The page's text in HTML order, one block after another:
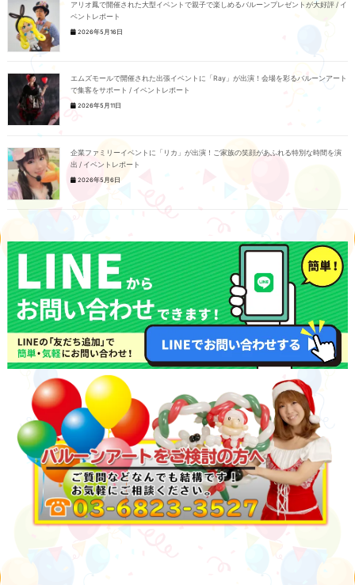
アリオ鳳で開催された大型イベントで親子で楽しめるバルーンプレゼントが大好評 / イ
ベントレポート
2026年5月16日
エムズモールで開催された出張イベントに「Ray」が出演！会場を彩るバルーンアート
で集客をサポート / イベントレポート
2026年5月11日
企業ファミリーイベントに「リカ」が出演！ご家族の笑顔があふれる特別な時間を演
出 / イベントレポート
2026年5月6日